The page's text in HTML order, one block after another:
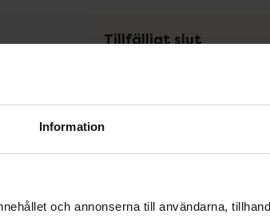
Information
och annonserna till användarna,
Tillfälligt slut
Tillfälligt slut online.
Se
Få mejl när varan